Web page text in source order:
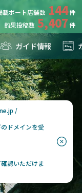
載ボート店舗数 144
釣果投稿数 5,407
ガイド情報
/
ドメインを受
認いただけま